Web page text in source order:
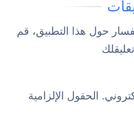
حول هذا التطبيق، قم
الحقول الإلزامية